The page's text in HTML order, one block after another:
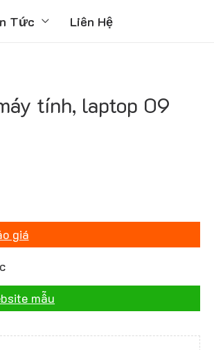
Tức Liên Hệ
tính, laptop 09
giá
mẫu